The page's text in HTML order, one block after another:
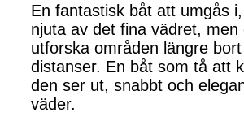
En fantastisk båt att umgås
njuta av det fina vädret,
utforska områden längre
distanser. En båt som tå att
den ser ut, snabbt och
väder.